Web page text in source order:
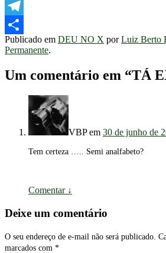
WhatsApp
Telegram
Share
Publicado em DEU NO X porLuiz Berto
Permanente.
Um comentário em “TÁ
VBPem 30 de junho de
Tem certeza ….. Semi analfabeto?
Comentar ↓
Deixe um comentário
O seu endereço de e-mail não será publicado.
marcados com *